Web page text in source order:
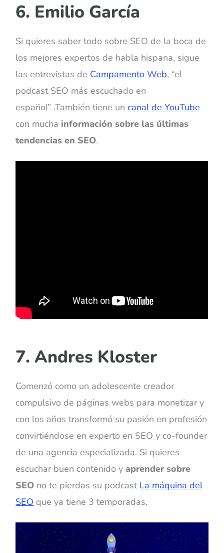
6. Emilio García
Si quieres saber todo sobre SEO de la boca de
los mejores expertos de habla hispana, sigue
las entrevistas de Campamento Web, “el
podcast SEO más escuchado en
español” .También tiene uncanal de YouTube
con mucha información sobre las últimas
tendencias en SEO.
7. Andres Kloster
Comenzó como un adolescente creador
compulsivo de páginas webs para monetizar y
con los años transformó su pasión en profesión
convirtiéndose en experto en SEO y co-founder
de una agencia especializada. Si quieres
escuchar buen contenido y aprender sobre
SEO no te pierdas su podcast La máquina del
SEO que ya tiene 3 temporadas.